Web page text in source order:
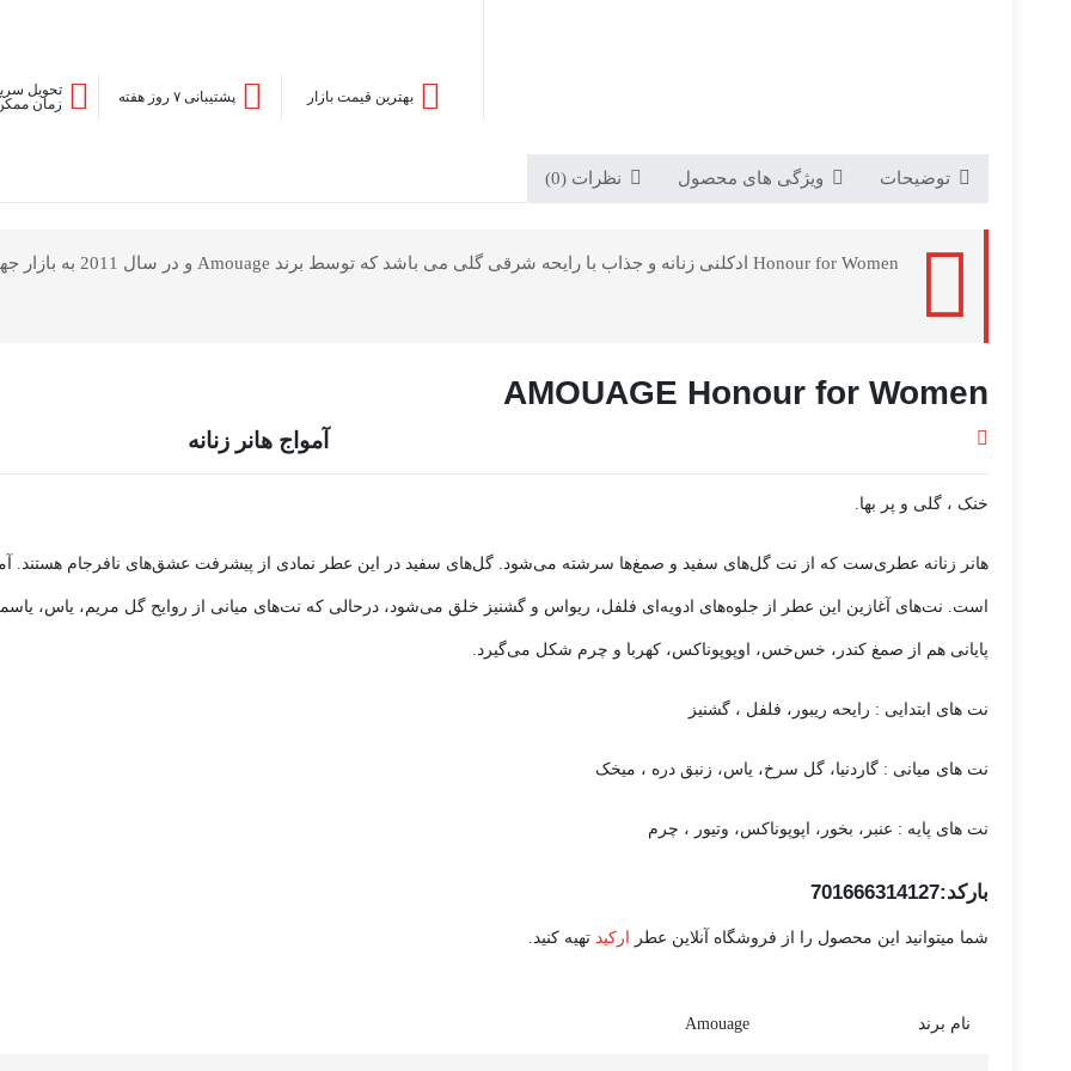
بهترین قیمت بازار پشتیبانی ۷ روز هفته
تحویل
زمان
توضیحات ویژگی های محصول نظرات (0)
Honour for Women ادکلنی زنانه و جذاب با رایحه شرقی گلی می باشد که توسط برند Amouage و در سال 2011 به بازار جهانی عرضه شده است.
AMOUAGE Honour for Women
آمواج هانر زنانه
خنک ، گلی و پر بها.
هانر زنانه عطری‌ست که از نت‌ گل‌های سفید و صمغ‌ها سرشته می‌شود. گل‌های سفید در این عطر نمادی از پیشرفت عشق‌های نافرجام هستند.
است. نت‌های آغازین این عطر از جلوه‌های ادویه‌ای فلفل، ریواس و گشنیز خلق می‌شود، درحالی که نت‌های میانی از روایح گل مریم،
پایانی هم از صمغ کندر، خس‌خس، اوپوپوناکس، کهربا و چرم شکل می‌گیرد.
نت های ابتدایی : رایحه ریبور، فلفل ، گشنیز
نت های میانی : گاردنیا، گل سرخ، یاس، زنبق دره ، میخک
نت های پایه : عنبر، بخور، اپوپوناکس، وتیور ، چرم
بارکد:701666314127
شما میتوانید این محصول را از فروشگاه آنلاین عطر ارکیدتهیه کنید.
نام برند Amouage